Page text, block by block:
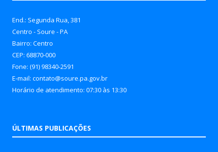
End.: Segunda Rua, 381
Centro - Soure - PA
Bairro: Centro
CEP: 68870-000
Fone: (91) 98340-2591
E-mail: contato@soure.pa.gov.br
Horário de atendimento: 07:30 às 13:30
ÚLTIMAS PUBLICAÇÕES